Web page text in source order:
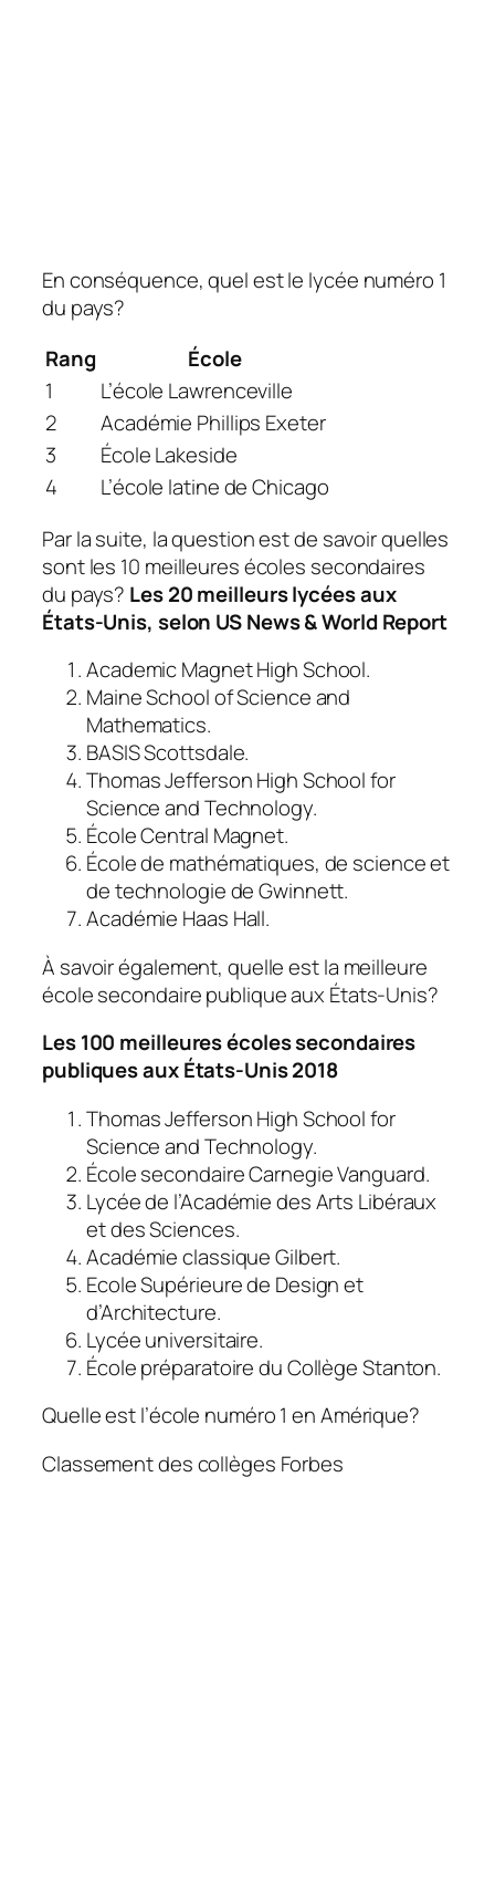
En conséquence, quel est le lycée numéro 1
du pays?
Rang
École
1
L’école Lawrenceville
2
Académie Phillips Exeter
3
École Lakeside
4
L’école latine de Chicago
Par la suite, la question est de savoir quelles
sont les 10 meilleures écoles secondaires
du pays? Les 20 meilleurs lycées aux
États-Unis, selon US News & World Report
Academic Magnet High School.
Maine School of Science and
Mathematics.
BASIS Scottsdale.
Thomas Jefferson High School for
Science and Technology.
École Central Magnet.
École de mathématiques, de science et
de technologie de Gwinnett.
Académie Haas Hall.
À savoir également, quelle est la meilleure
école secondaire publique aux États-Unis?
Les 100 meilleures écoles secondaires
publiques aux États-Unis 2018
Thomas Jefferson High School for
Science and Technology.
École secondaire Carnegie Vanguard.
Lycée de l’Académie des Arts Libéraux
et des Sciences.
Académie classique Gilbert.
Ecole Supérieure de Design et
d’Architecture.
Lycée universitaire.
École préparatoire du Collège Stanton.
Quelle est l’école numéro 1 en Amérique?
Classement des collèges Forbes